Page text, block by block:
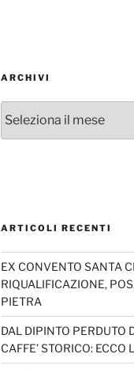
ARCHIVI
ARTICOLI RECENTI
EX CONVENTO SANTA
RIQUALIFICAZIONE,
PIETRA
DAL DIPINTO PERDUTO
CAFFE’ STORICO: ECCO